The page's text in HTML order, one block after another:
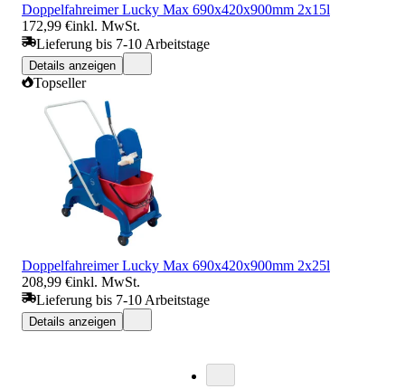
Doppelfahreimer Lucky Max 690x420x900mm 2x15l
172,99 €inkl. MwSt.
Lieferung bis 7-10 Arbeitstage
Details anzeigen
Topseller
Doppelfahreimer Lucky Max 690x420x900mm 2x25l
208,99 €inkl. MwSt.
Lieferung bis 7-10 Arbeitstage
Details anzeigen